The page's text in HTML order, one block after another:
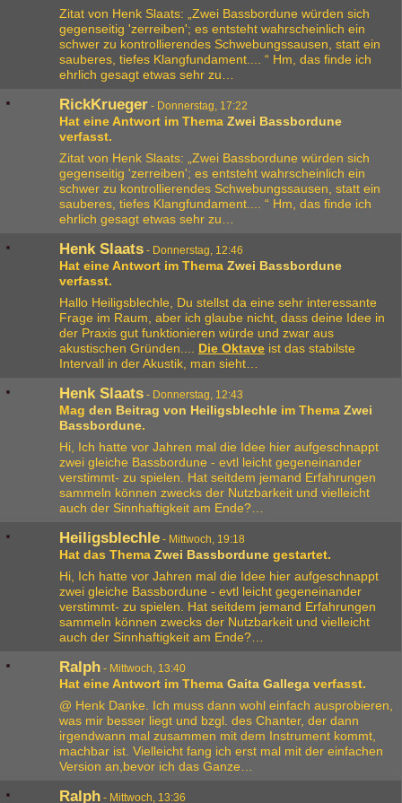
Zitat von Henk Slaats: „Zwei Bassbordune würden sich
gegenseitig 'zerreiben'; es entsteht wahrscheinlich ein
schwer zu kontrollierendes Schwebungssausen, statt ein
sauberes, tiefes Klangfundament.... “ Hm, das finde ich
ehrlich gesagt etwas sehr zu…
RickKrueger - Donnerstag, 17:22
Hat eine Antwort im Thema Zwei Bassbordune
verfasst.
Zitat von Henk Slaats: „Zwei Bassbordune würden sich
gegenseitig 'zerreiben'; es entsteht wahrscheinlich ein
schwer zu kontrollierendes Schwebungssausen, statt ein
sauberes, tiefes Klangfundament.... “ Hm, das finde ich
ehrlich gesagt etwas sehr zu…
Henk Slaats - Donnerstag, 12:46
Hat eine Antwort im Thema Zwei Bassbordune
verfasst.
Hallo Heiligsblechle, Du stellst da eine sehr interessante
Frage im Raum, aber ich glaube nicht, dass deine Idee in
der Praxis gut funktionieren würde und zwar aus
akustischen Gründen.... Die Oktave ist das stabilste
Intervall in der Akustik, man sieht…
Henk Slaats - Donnerstag, 12:43
Mag den Beitrag von Heiligsblechle im Thema Zwei
Bassbordune.
Hi, Ich hatte vor Jahren mal die Idee hier aufgeschnappt
zwei gleiche Bassbordune - evtl leicht gegeneinander
verstimmt- zu spielen. Hat seitdem jemand Erfahrungen
sammeln können zwecks der Nutzbarkeit und vielleicht
auch der Sinnhaftigkeit am Ende?…
Heiligsblechle - Mittwoch, 19:18
Hat das Thema Zwei Bassbordune gestartet.
Hi, Ich hatte vor Jahren mal die Idee hier aufgeschnappt
zwei gleiche Bassbordune - evtl leicht gegeneinander
verstimmt- zu spielen. Hat seitdem jemand Erfahrungen
sammeln können zwecks der Nutzbarkeit und vielleicht
auch der Sinnhaftigkeit am Ende?…
Ralph - Mittwoch, 13:40
Hat eine Antwort im Thema Gaita Gallega verfasst.
@ Henk Danke. Ich muss dann wohl einfach ausprobieren,
was mir besser liegt und bzgl. des Chanter, der dann
irgendwann mal zusammen mit dem Instrument kommt,
machbar ist. Vielleicht fang ich erst mal mit der einfachen
Version an,bevor ich das Ganze…
Ralph - Mittwoch, 13:36